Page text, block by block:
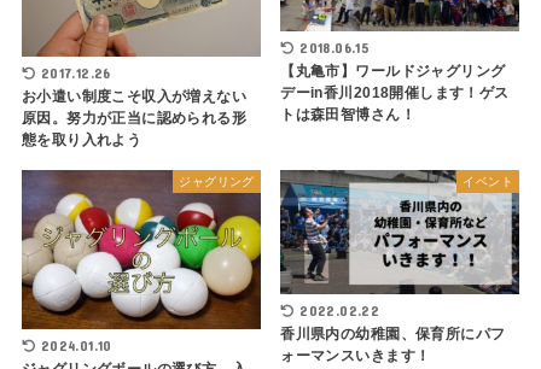
2017.12.26
お小遣い制度こそ収入が増えない
原因。努力が正当に認められる形
態を取り入れよう
2018.06.15
【丸亀市】ワールドジャグリング
デーin香川2018開催します！ゲス
トは森田智博さん！
ジャグリング
2024.01.10
イベント
2022.02.22
香川県内の幼稚園、保育所にパフ
ォーマンスいきます！